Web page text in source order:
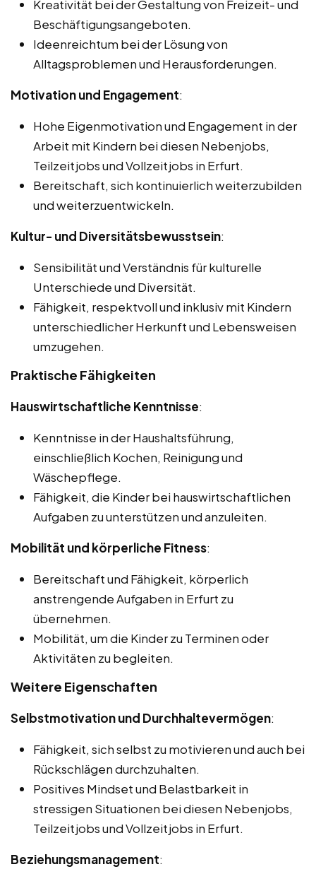
Kreativität bei der Gestaltung von Freizeit- und
Beschäftigungsangeboten.
Ideenreichtum bei der Lösung von
Alltagsproblemen und Herausforderungen.
Motivation und Engagement:
Hohe Eigenmotivation und Engagement in der
Arbeit mit Kindern bei diesen Nebenjobs,
Teilzeitjobs und Vollzeitjobs in Erfurt.
Bereitschaft, sich kontinuierlich weiterzubilden
und weiterzuentwickeln.
Kultur- und Diversitätsbewusstsein:
Sensibilität und Verständnis für kulturelle
Unterschiede und Diversität.
Fähigkeit, respektvoll und inklusiv mit Kindern
unterschiedlicher Herkunft und Lebensweisen
umzugehen.
Praktische Fähigkeiten
Hauswirtschaftliche Kenntnisse:
Kenntnisse in der Haushaltsführung,
einschließlich Kochen, Reinigung und
Wäschepflege.
Fähigkeit, die Kinder bei hauswirtschaftlichen
Aufgaben zu unterstützen und anzuleiten.
Mobilität und körperliche Fitness:
Bereitschaft und Fähigkeit, körperlich
anstrengende Aufgaben in Erfurt zu
übernehmen.
Mobilität, um die Kinder zu Terminen oder
Aktivitäten zu begleiten.
Weitere Eigenschaften
Selbstmotivation und Durchhaltevermögen:
Fähigkeit, sich selbst zu motivieren und auch bei
Rückschlägen durchzuhalten.
Positives Mindset und Belastbarkeit in
stressigen Situationen bei diesen Nebenjobs,
Teilzeitjobs und Vollzeitjobs in Erfurt.
Beziehungsmanagement: